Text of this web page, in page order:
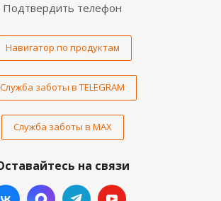
Подтвердить телефон
Навигатор по продуктам
Служба заботы в TELEGRAM
Служба заботы в MAX
на связи